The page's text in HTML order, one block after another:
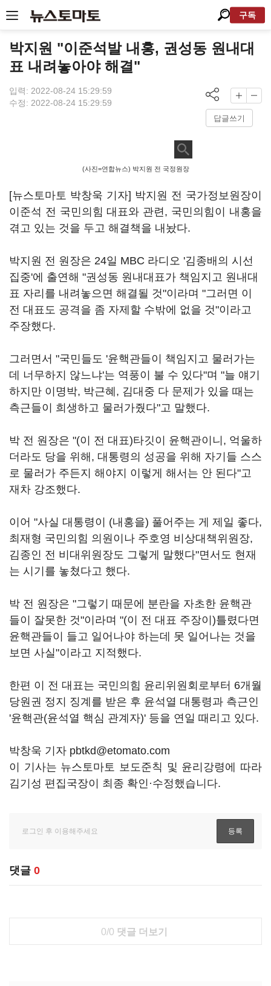
구독
박지원 "이준석발 내홍, 권성동 원내대
표 내려놓아야 해결"
입력: 2022-08-24 15:29:59
수정: 2022-08-24 15:29:59
답글쓰기
(사진=연합뉴스) 박지원 전 국정원장
[뉴스토마토 박창욱 기자] 박지원 전 국가정보원장이
이준석 전 국민의힘 대표와 관련, 국민의힘이 내홍을
겪고 있는 것을 두고 해결책을 내놨다.
박지원 전 원장은 24일 MBC 라디오 '김종배의 시선
집중'에 출연해 "권성동 원내대표가 책임지고 원내대
표 자리를 내려놓으면 해결될 것"이라며 "그러면 이
전 대표도 공격을 좀 자제할 수밖에 없을 것"이라고
주장했다.
그러면서 "국민들도 '윤핵관들이 책임지고 물러가는
데 너무하지 않느냐'는 역풍이 불 수 있다"며 "늘 얘기
하지만 이명박, 박근혜, 김대중 다 문제가 있을 때는
측근들이 희생하고 물러가줬다"고 말했다.
박 전 원장은 "(이 전 대표)타깃이 윤핵관이니, 억울하
더라도 당을 위해, 대통령의 성공을 위해 자기들 스스
로 물러가 주든지 해야지 이렇게 해서는 안 된다"고
재차 강조했다.
이어 "사실 대통령이 (내홍을) 풀어주는 게 제일 좋다,
최재형 국민의힘 의원이나 주호영 비상대책위원장,
김종인 전 비대위원장도 그렇게 말했다"면서도 현재
는 시기를 놓쳤다고 했다.
박 전 원장은 "그렇기 때문에 분란을 자초한 윤핵관
들이 잘못한 것"이라며 "(이 전 대표 주장이)틀렸다면
윤핵관들이 들고 일어나야 하는데 못 일어나는 것을
보면 사실"이라고 지적했다.
한편 이 전 대표는 국민의힘 윤리위원회로부터 6개월
당원권 정지 징계를 받은 후 윤석열 대통령과 측근인
'윤핵관(윤석열 핵심 관계자)' 등을 연일 때리고 있다.
박창욱 기자 pbtkd@etomato.com
이 기사는 뉴스토마토 보도준칙 및 윤리강령에 따라
김기성 편집국장이 최종 확인·수정했습니다.
댓글 0
0/0 댓글 더보기